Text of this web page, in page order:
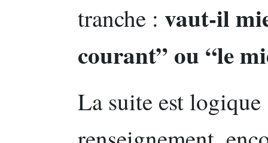
tranche : vaut-il
courant” ou “le
La suite est